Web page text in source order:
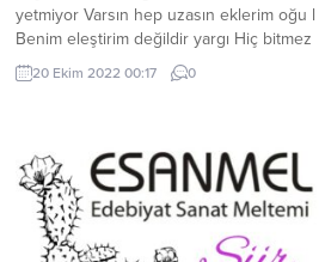
yetmiyor Varsın hep uzasın eklerim oğu l
Benim eleştirim değildir yargı Hiç bitmez
bitemez bende ki kaygı Hayat tecrübeme
birazcık saygı İstemek de benim haklarım
çirkef karalar...
20 Ekim 2022 00:17 0